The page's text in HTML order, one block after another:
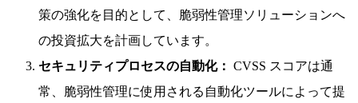
策の強化を目的として、脆弱性管理ソリューションへ
の投資拡大を計画しています。
セキュリティプロセスの自動化： CVSS スコアは通
常、脆弱性管理に使用される自動化ツールによって提